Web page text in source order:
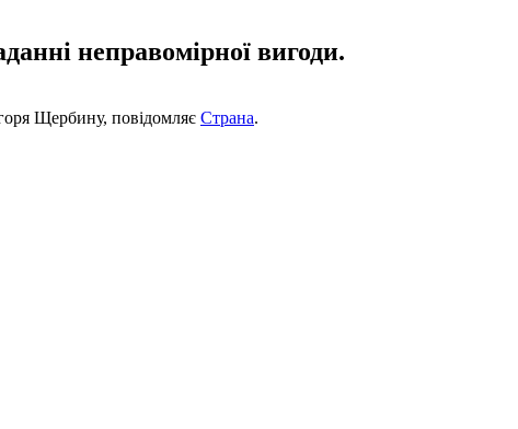
неправомірної вигоди.
Щербину, повідомляє Страна.